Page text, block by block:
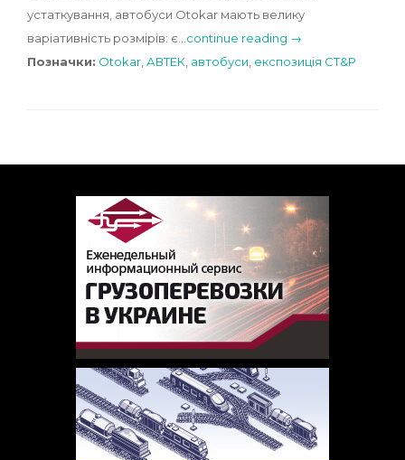
устаткування, автобуси Otokar мають велику
варіативність розмірів: є… continue reading →
Позначки: Otokar АВТЕК автобуси експозиція CT&P